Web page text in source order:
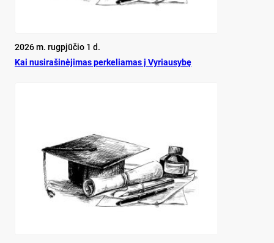
2026 m. rugpjūčio 1 d.
Kai nu­si­ra­ši­nė­ji­mas per­ke­lia­mas į Vy­riau­sy­bę